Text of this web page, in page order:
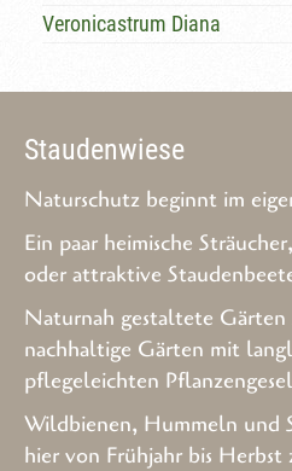
Veronicastrum Diana
Staudenwiese
Naturschutz beginnt im
Ein paar heimische
oder attraktive
Naturnah gestaltete Gärten
nachhaltige Gärten mit
pflegeleichten
Wildbienen, Hummeln und
hier von Frühjahr bis Herbst